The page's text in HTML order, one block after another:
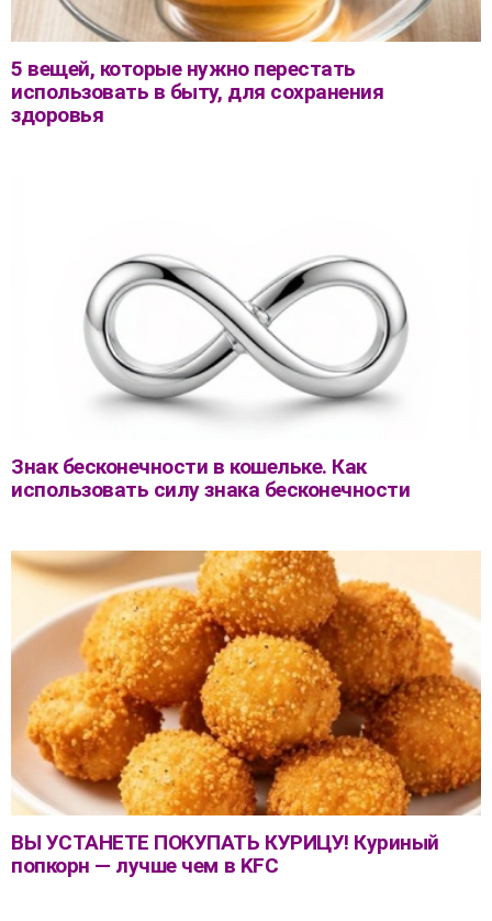
5 вещей, которые нужно перестать
использовать в быту, для сохранения
здоровья
Знак бесконечности в кошельке. Как
использовать силу знака бесконечности
ВЫ УСТАНЕТЕ ПОКУПАТЬ КУРИЦУ! Куриный
попкорн — лучше чем в KFC